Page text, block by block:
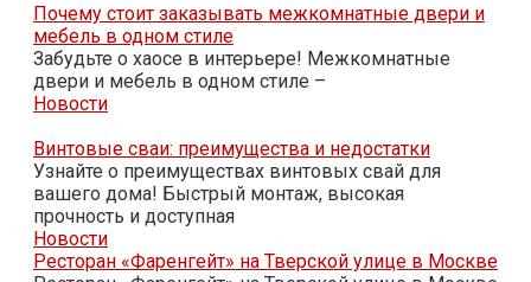
Почему стоит заказывать межкомнатные двери и
мебель в одном стиле
Забудьте о хаосе в интерьере! Межкомнатные
двери и мебель в одном стиле –
Новости
Винтовые сваи: преимущества и недостатки
Узнайте о преимуществах винтовых свай для
вашего дома! Быстрый монтаж, высокая
прочность и доступная
Новости
Ресторан «Фаренгейт» на Тверской улице в Москве